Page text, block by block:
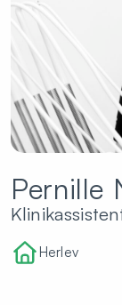
Pernille
Herlev